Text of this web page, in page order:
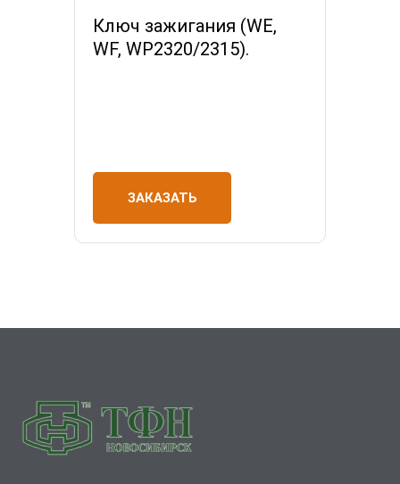
Ключ зажигания (WE,
WF, WP2320/2315).
ЗАКАЗАТЬ